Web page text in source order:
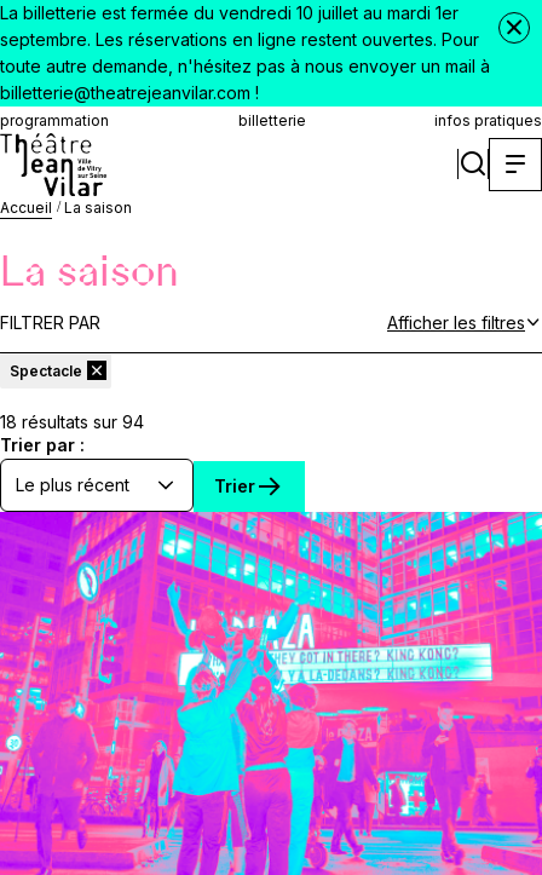
La billetterie est fermée du vendredi 10 juillet au mardi 1er
septembre. Les réservations en ligne restent ouvertes. Pour
toute autre demande, n'hésitez pas à nous envoyer un mail à
billetterie@theatrejeanvilar.com !
programmation billetterie infos pratiques
Accueil La saison
La saison
FILTRER PAR Afficher les filtres
Spectacle
18 résultats sur 94
Trier par :
Trier